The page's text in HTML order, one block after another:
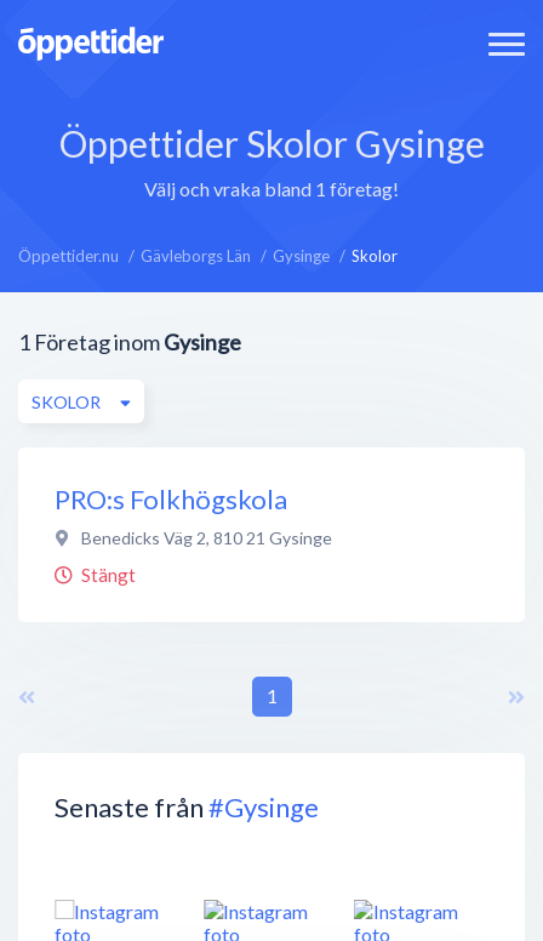
Öppettider Skolor Gysinge
Välj och vraka bland 1 företag!
Öppettider.nu Gävleborgs Län Gysinge Skolor
Senaste från#Gysinge
1 Företag inomGysinge
SKOLOR
PRO:s Folkhögskola
Benedicks Väg 2, 810 21 Gysinge
Stängt
1